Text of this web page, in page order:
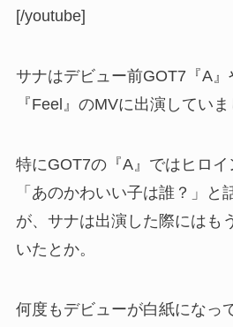
[/youtube]
サナはデビュー前GOT7『A』
『Feel』のMVに出演していま
特にGOT7の『A』ではヒロイ
「あのかわいい子は誰？」と
が、サナは出演した際にはも
いたとか。
何度もデビューが白紙になっ